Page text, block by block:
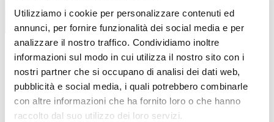
Utilizziamo i cookie per personalizzare contenuti ed
annunci, per fornire funzionalità dei social media e per
analizzare il nostro traffico. Condividiamo inoltre
informazioni sul modo in cui utilizza il nostro sito con i
nostri partner che si occupano di analisi dei dati web,
pubblicità e social media, i quali potrebbero combinarle
con altre informazioni che ha fornito loro o che hanno
raccolto dal suo utilizzo dei loro servizi.
Al termine di ogni itinerario è possibile rilassarsi sulle sponde del lago di
Garda (foto Prugnola)
IL TERRITORIO DI COMANO
Un viaggio diverso attraverso i panorami che hanno caratterizzato i
recenticampionati italianisu strada. Lontani dalle strade